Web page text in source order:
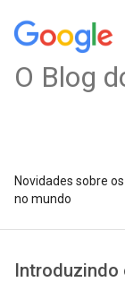
O Blog
Novidades sobre
no mundo
Introduzindo